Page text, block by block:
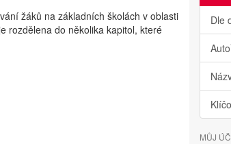
žáků na základních školách v oblasti
rozdělena do několika kapitol, které
Dle
MŮJ